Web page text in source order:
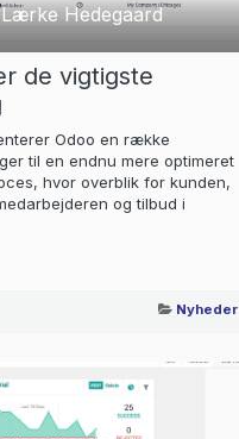
Hedegaard
de vigtigste
Odoo en række
til en endnu mere optimeret
hvor overblik for kunden,
og tilbud i
Nyheder